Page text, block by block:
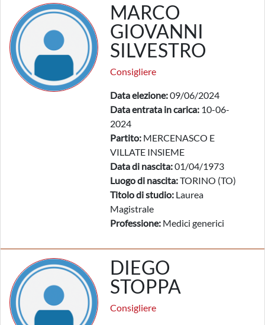
MARCO
GIOVANNI
SILVESTRO
Consigliere
Data elezione:09/06/2024
Data entrata in carica: 10-06-
2024
Partito: MERCENASCO E
VILLATE INSIEME
Data di nascita:01/04/1973
Luogo di nascita:TORINO (TO)
Titolo di studio: Laurea
Magistrale
Professione: Medici generici
DIEGO
STOPPA
Consigliere